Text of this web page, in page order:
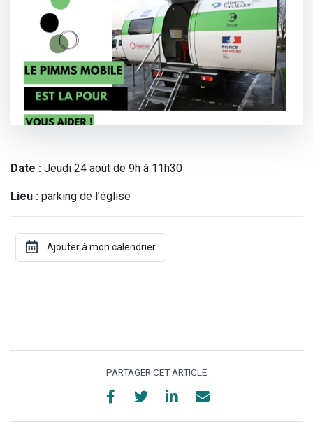
Date : Jeudi 24 août de 9h à 11h30
Lieu : parking de l’église
PARTAGER CET ARTICLE